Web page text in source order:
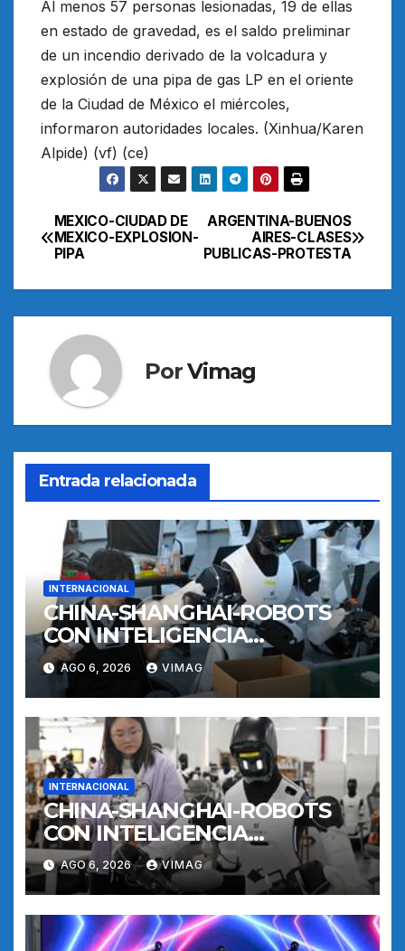
Al menos 57 personas lesionadas, 19 de ellas
en estado de gravedad, es el saldo preliminar
de un incendio derivado de la volcadura y
explosión de una pipa de gas LP en el oriente
de la Ciudad de México el miércoles,
informaron autoridades locales. (Xinhua/Karen
Alpide) (vf) (ce)
Navegación
de
ARGENTINA-BUENOS
AIRES-CLASES
PUBLICAS-PROTESTA
MEXICO-CIUDAD DE
MEXICO-EXPLOSION-
PIPA
PorVimag
Entrada relacionada
INTERNACIONAL
CHINA-SHANGHAI-ROBOTS
CON INTELIGENCIA
INCORPORADA-
ENTRENAMIENTO
AGO 6, 2026 VIMAG
INTERNACIONAL
CHINA-SHANGHAI-ROBOTS
CON INTELIGENCIA
INCORPORADA-
ENTRENAMIENTO
AGO 6, 2026 VIMAG